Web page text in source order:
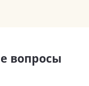
вопросы